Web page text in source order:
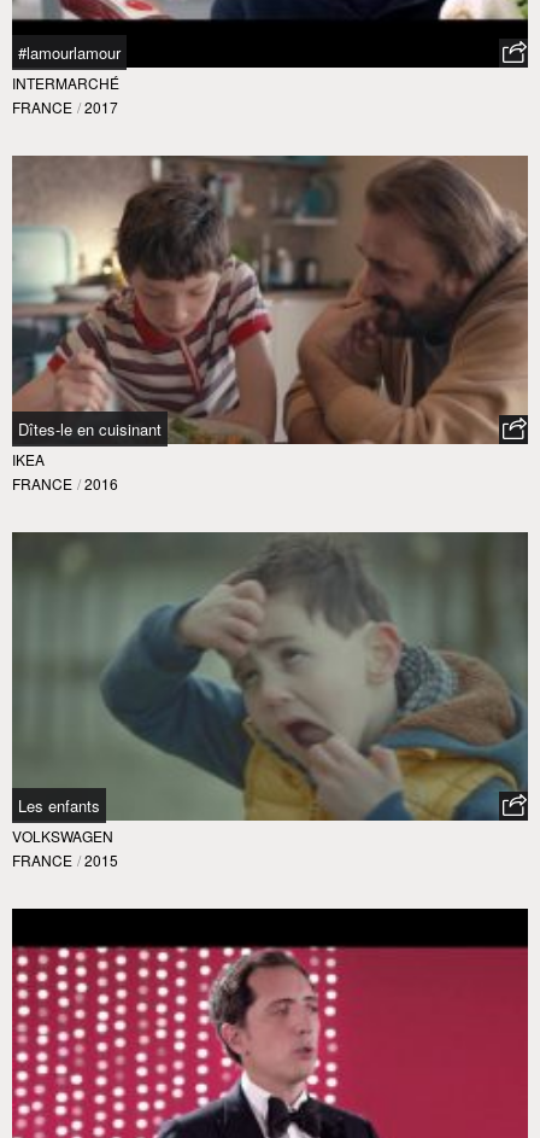
#lamourlamour
INTERMARCHÉ
FRANCE / 2017
Dîtes-le en cuisinant
IKEA
FRANCE / 2016
Les enfants
VOLKSWAGEN
FRANCE / 2015